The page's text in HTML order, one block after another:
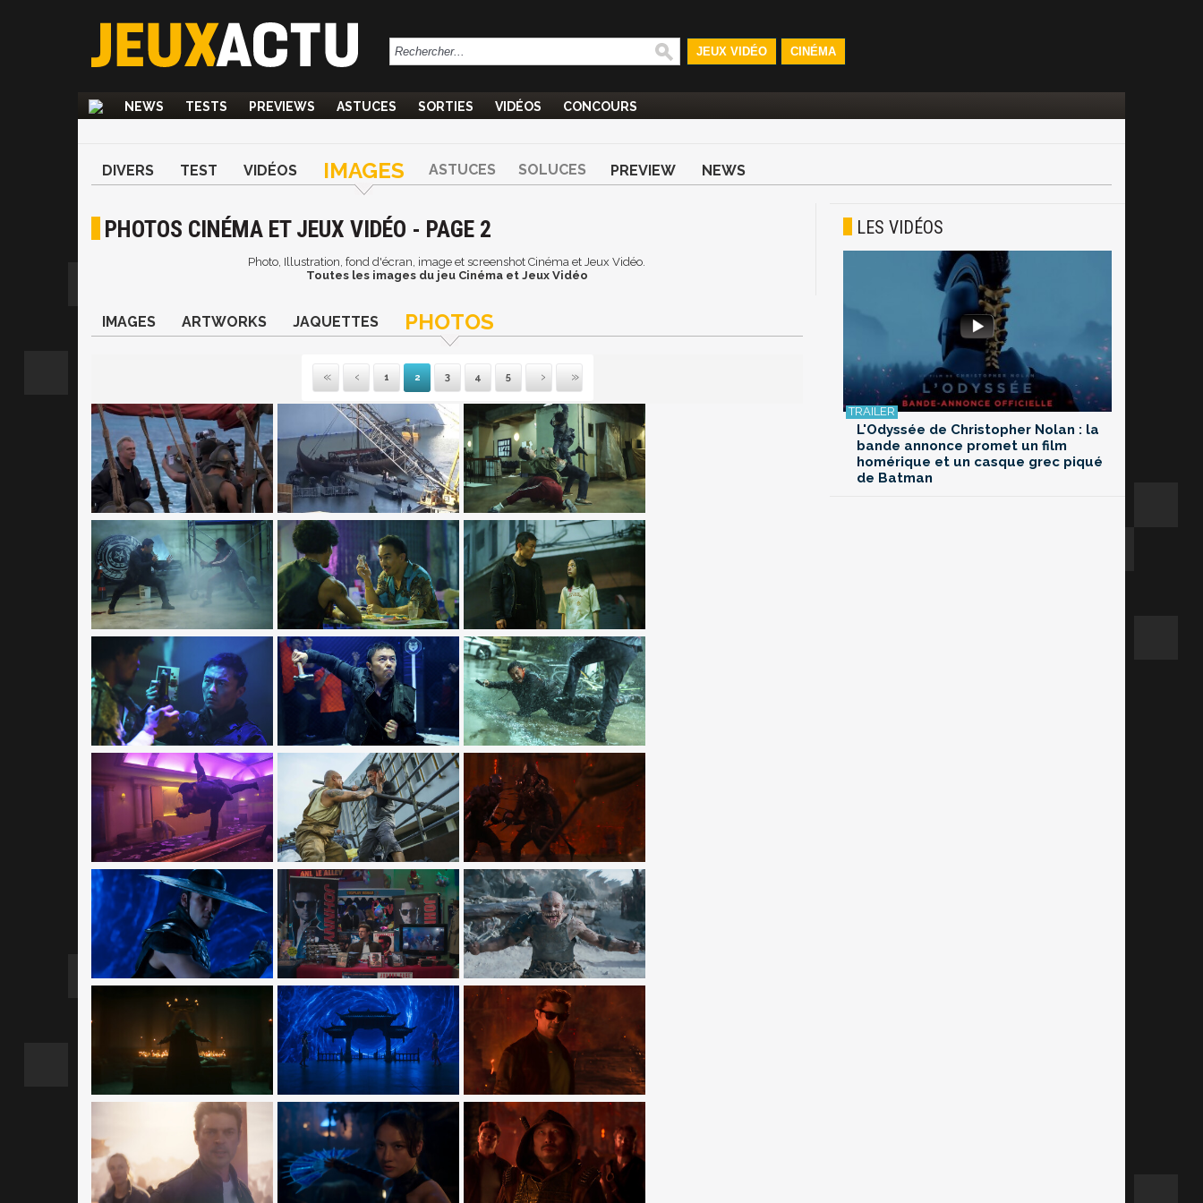
JEUX VIDÉO CINÉMA
NEWS TESTS PREVIEWS ASTUCES SORTIES VIDÉOS CONCOURS
DIVERS TEST VIDÉOS IMAGES ASTUCES SOLUCES PREVIEW NEWS
PHOTOS CINÉMA ET JEUX VIDÉO - PAGE 2
Photo, Illustration, fond d'écran, image et screenshot Cinéma et Jeux Vidéo.
Toutes les images du jeu Cinéma et Jeux Vidéo
IMAGES ARTWORKS JAQUETTES PHOTOS
Première
Précédente
1 2 3 4 5
Suivante
Dernière
LES VIDÉOS
L'Odyssée de Christopher Nolan : la
bande annonce promet un film
homérique et un casque grec piqué
de Batman